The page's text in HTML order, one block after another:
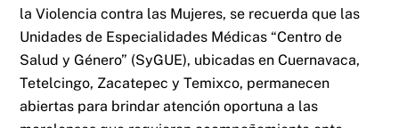
la Violencia contra las Mujeres, se recuerda que las
Unidades de Especialidades Médicas “Centro de
Salud y Género” (SyGUE), ubicadas en Cuernavaca,
Tetelcingo, Zacatepec y Temixco, permanecen
abiertas para brindar atención oportuna a las